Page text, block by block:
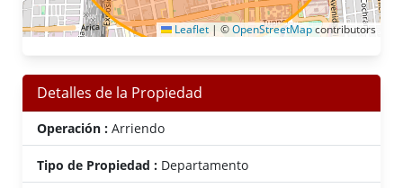
Leaflet | ©OpenStreetMapcontributors
Detalles de la Propiedad
Operación : Arriendo
Tipo de Propiedad : Departamento